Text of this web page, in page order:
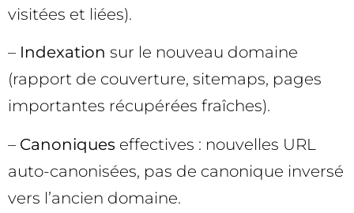
visitées et liées).
– Indexation sur le nouveau domaine
(rapport de couverture, sitemaps, pages
importantes récupérées fraîches).
– Canoniques effectives : nouvelles URL
auto-canonisées, pas de canonique inversé
vers l’ancien domaine.